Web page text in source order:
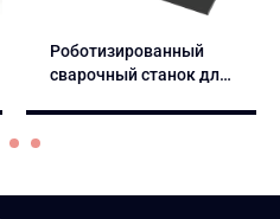
Роботизированный
сварочный станок для